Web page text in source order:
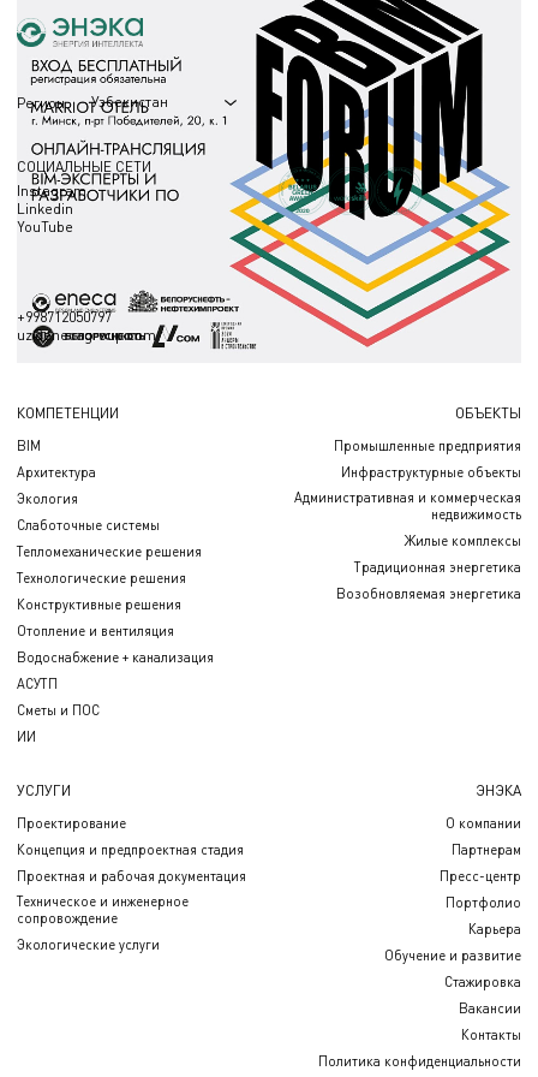
Регион Узбекистан
СОЦИАЛЬНЫЕ СЕТИ
Instagram
Linkedin
YouTube
+998712050797
uz@enecagroup.com
КОМПЕТЕНЦИИ
BIM
Архитектура
Экология
Слаботочные системы
Тепломеханические решения
Технологические решения
Конструктивные решения
Отопление и вентиляция
Водоснабжение + канализация
АСУТП
Сметы и ПОС
ИИ
ОБЪЕКТЫ
Промышленные предприятия
Инфраструктурные объекты
Административная и коммерческая
недвижимость
Жилые комплексы
Традиционная энергетика
Возобновляемая энергетика
УСЛУГИ
Проектирование
Концепция и предпроектная стадия
Проектная и рабочая документация
Техническое и инженерное
сопровождение
Экологические услуги
ЭНЭКА
О компании
Партнерам
Пресс-центр
Портфолио
Карьера
Обучение и развитие
Стажировка
Вакансии
Контакты
Политика конфиденциальности